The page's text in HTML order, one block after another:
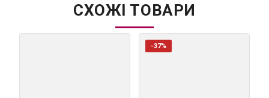
СХОЖІ ТОВАРИ
-37%